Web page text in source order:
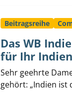
Beitragsreihe
Das WB
für Ihr
Sehr geehrte
gehört: „Indien ist